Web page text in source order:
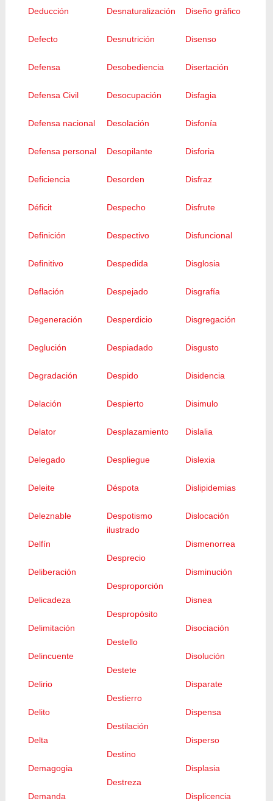
Deducción
Defecto
Defensa
Defensa Civil
Defensa nacional
Defensa personal
Deficiencia
Déficit
Definición
Definitivo
Deflación
Degeneración
Deglución
Degradación
Delación
Delator
Delegado
Deleite
Deleznable
Delfín
Deliberación
Delicadeza
Delimitación
Delincuente
Delirio
Delito
Delta
Demagogia
Demanda
Desnaturalización
Desnutrición
Desobediencia
Desocupación
Desolación
Desopilante
Desorden
Despecho
Despectivo
Despedida
Despejado
Desperdicio
Despiadado
Despido
Despierto
Desplazamiento
Despliegue
Déspota
Despotismo
ilustrado
Desprecio
Desproporción
Despropósito
Destello
Destete
Destierro
Destilación
Destino
Destreza
Diseño gráfico
Disenso
Disertación
Disfagia
Disfonía
Disforia
Disfraz
Disfrute
Disfuncional
Disglosia
Disgrafía
Disgregación
Disgusto
Disidencia
Disimulo
Dislalia
Dislexia
Dislipidemias
Dislocación
Dismenorrea
Disminución
Disnea
Disociación
Disolución
Disparate
Dispensa
Disperso
Displasia
Displicencia